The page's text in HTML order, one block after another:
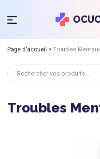
Page d'accueil > Troubles
Troubles